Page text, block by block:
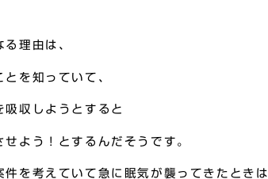
理由は、
を知っていて、
吸収しようとすると
よう！とするんだそうです。
を考えていて急に眠気が襲ってきたときは